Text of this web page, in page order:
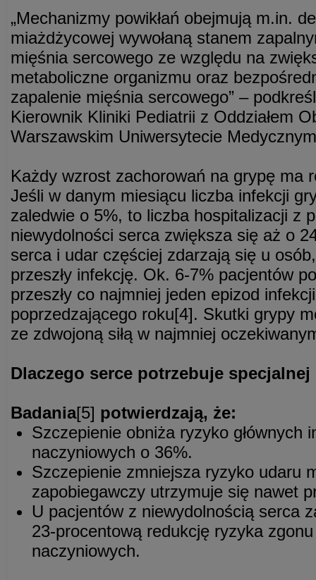
„Mechanizmy powikłań obejmują m.in.
miażdżycowej wywołaną stanem
mięśnia sercowego ze względu na
metaboliczne organizmu oraz
zapalenie mięśnia sercowego” –
Kierownik Kliniki Pediatrii z Oddziałem
Warszawskim Uniwersytecie
Każdy wzrost zachorowań na grypę ma
Jeśli w danym miesiącu liczba infekcji
zaledwie o 5%, to liczba hospitalizacji z
niewydolności serca zwiększa się aż o
serca i udar częściej zdarzają się u
przeszły infekcję. Ok. 6-7% pacjentów
przeszły co najmniej jeden epizod
poprzedzającego roku[4]. Skutki grypy
ze zdwojoną siłą w najmniej
Dlaczego serce potrzebuje
Badania[5] potwierdzają, że:
Szczepienie obniża ryzyko głównych
naczyniowych o 36%.
Szczepienie zmniejsza ryzyko udaru
zapobiegawczy utrzymuje się nawet
U pacjentów z niewydolnością serca
23-procentową redukcję ryzyka
naczyniowych.